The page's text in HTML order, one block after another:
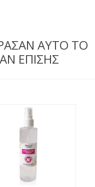
ΑΥΤΟ ΤΟ
ΕΠΙΣΗΣ